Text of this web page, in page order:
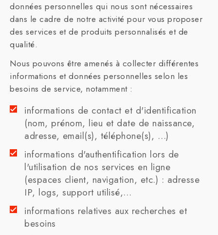
données personnelles qui nous sont nécessaires
dans le cadre de notre activité pour vous proposer
des services et de produits personnalisés et de
qualité.
Nous pouvons être amenés à collecter différentes
informations et données personnelles selon les
besoins de service, notamment :
informations de contact et d'identification
(nom, prénom, lieu et date de naissance,
adresse, email(s), téléphone(s), …)
informations d'authentification lors de
l'utilisation de nos services en ligne
(espaces client, navigation, etc.) : adresse
IP, logs, support utilisé,…
informations relatives aux recherches et
besoins